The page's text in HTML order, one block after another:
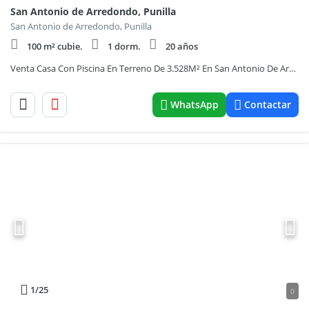
San Antonio de Arredondo, Punilla
San Antonio de Arredondo, Punilla
100 m² cubie.
1 dorm.
20 años
Venta Casa Con Piscina En Terreno De 3.528M² En San Antonio De Arredondo
WhatsApp Contactar
1/25 0